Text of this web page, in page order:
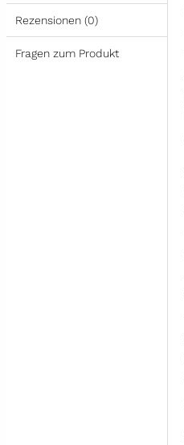
Rezensionen (0)
Fragen zum Produkt